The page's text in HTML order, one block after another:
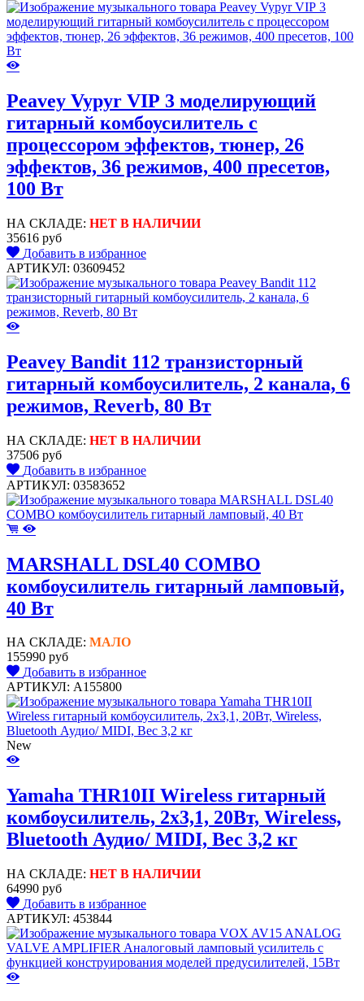
Peavey Vypyr VIP 3 моделирующий
гитарный комбоусилитель с
процессором эффектов, тюнер, 26
эффектов, 36 режимов, 400 пресетов,
100 Вт
НА СКЛАДЕ: НЕТ В НАЛИЧИИ
35616 руб
Добавить в избранное
АРТИКУЛ: 03609452
Peavey Bandit 112 транзисторный
гитарный комбоусилитель, 2 канала, 6
режимов, Reverb, 80 Вт
НА СКЛАДЕ: НЕТ В НАЛИЧИИ
37506 руб
Добавить в избранное
АРТИКУЛ: 03583652
MARSHALL DSL40 COMBO
комбоусилитель гитарный ламповый,
40 Вт
НА СКЛАДЕ: МАЛО
155990 руб
Добавить в избранное
АРТИКУЛ: A155800
New
Yamaha THR10II Wireless гитарный
комбоусилитель, 2х3,1, 20Вт, Wireless,
Bluetooth Аудио/ MIDI, Вес 3,2 кг
НА СКЛАДЕ: НЕТ В НАЛИЧИИ
64990 руб
Добавить в избранное
АРТИКУЛ: 453844